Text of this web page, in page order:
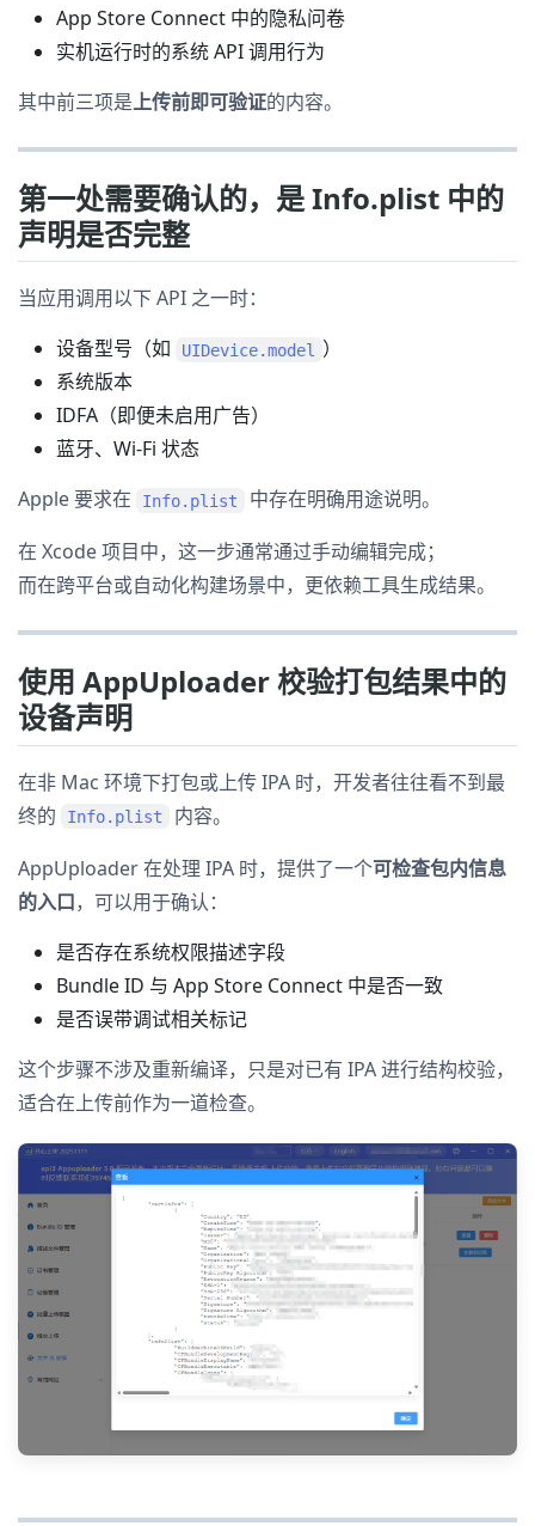
App Store Connect 中的隐私问卷
实机运行时的系统 API 调用行为
其中前三项是上传前即可验证的内容。
第一处需要确认的，是 Info.plist 中的
声明是否完整
当应用调用以下 API 之一时：
设备型号（如
UIDevice.model
）
系统版本
IDFA（即便未启用广告）
蓝牙、Wi-Fi 状态
Apple 要求在
Info.plist
中存在明确用途说明。
在 Xcode 项目中，这一步通常通过手动编辑完成；
而在跨平台或自动化构建场景中，更依赖工具生成结果。
使用 AppUploader 校验打包结果中的
设备声明
在非 Mac 环境下打包或上传 IPA 时，开发者往往看不到最
终的
Info.plist
内容。
AppUploader 在处理 IPA 时，提供了一个可检查包内信息
的入口，可以用于确认：
是否存在系统权限描述字段
Bundle ID 与 App Store Connect 中是否一致
是否误带调试相关标记
这个步骤不涉及重新编译，只是对已有 IPA 进行结构校验，
适合在上传前作为一道检查。